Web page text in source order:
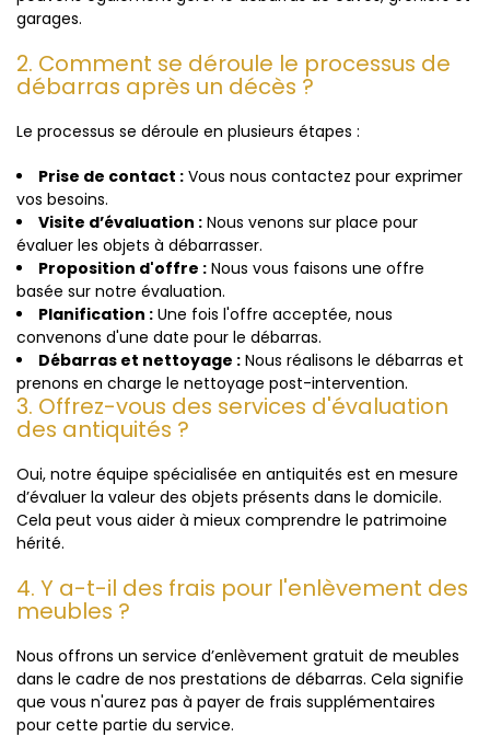
garages.
2. Comment se déroule le processus de
débarras après un décès ?
Le processus se déroule en plusieurs étapes :
Prise de contact : Vous nous contactez pour exprimer
vos besoins.
Visite d’évaluation : Nous venons sur place pour
évaluer les objets à débarrasser.
Proposition d'offre : Nous vous faisons une offre
basée sur notre évaluation.
Planification : Une fois l'offre acceptée, nous
convenons d'une date pour le débarras.
Débarras et nettoyage : Nous réalisons le débarras et
prenons en charge le nettoyage post-intervention.
3. Offrez-vous des services d'évaluation
des antiquités ?
Oui, notre équipe spécialisée en antiquités est en mesure
d’évaluer la valeur des objets présents dans le domicile.
Cela peut vous aider à mieux comprendre le patrimoine
hérité.
4. Y a-t-il des frais pour l'enlèvement des
meubles ?
Nous offrons un service d’enlèvement gratuit de meubles
dans le cadre de nos prestations de débarras. Cela signifie
que vous n'aurez pas à payer de frais supplémentaires
pour cette partie du service.